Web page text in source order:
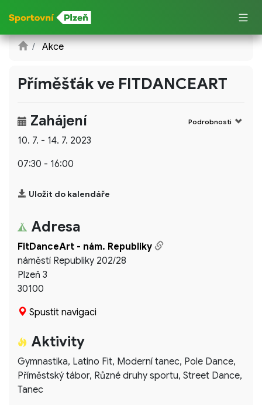
Akce
Příměšťák ve FITDANCEART
Zahájení Podrobnosti
10. 7. - 14. 7. 2023
07:30 - 16:00
Uložit do kalendáře
Adresa
FitDanceArt - nám. Republiky
náměstí Republiky 202/28
Plzeň 3
30100
Spustit navigaci
Aktivity
Gymnastika, Latino Fit, Moderní tanec, Pole Dance,
Příměstský tábor, Různé druhy sportu, Street Dance,
Tanec